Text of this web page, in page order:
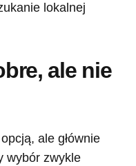
lokalnej
ale nie
ale głównie
wybór zwykle